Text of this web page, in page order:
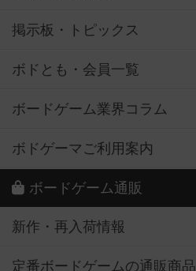
掲示板・トピックス
ボドとも・会員一覧
ボードゲーム業界コラム
ボドゲーマご利用案内
ボードゲーム通販
新作・再入荷情報
定番ボードゲームの通販商品